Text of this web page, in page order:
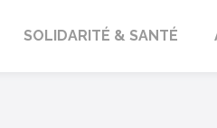
SOLIDARITÉ & SANTÉ